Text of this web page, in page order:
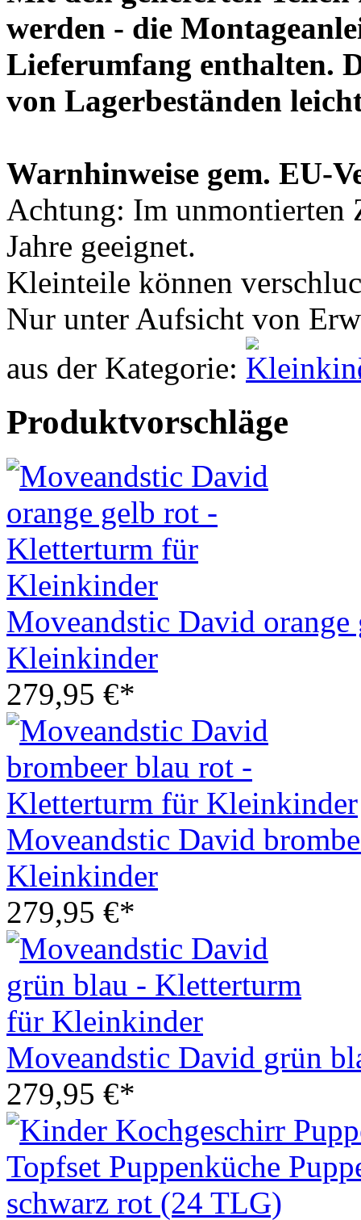
werden - die
Lieferumfang enthalten.
von Lagerbeständen
Warnhinweise gem. EU-
Achtung: Im unmontierten
Jahre geeignet.
Kleinteile können
Nur unter Aufsicht von
aus der Kategorie:
Produktvorschläge
Moveandstic David
Kleinkinder
279,95 €*
Moveandstic David
Kleinkinder
279,95 €*
Moveandstic David grün
279,95 €*